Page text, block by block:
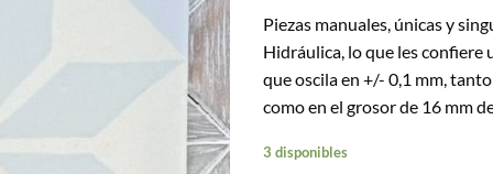
Piezas manuales, únicas y
Hidráulica, lo que les confiere
que oscila en +/- 0,1 mm,
como en el grosor de 16 mm
3 disponibles